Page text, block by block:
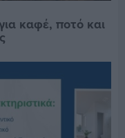
καφέ, ποτό και